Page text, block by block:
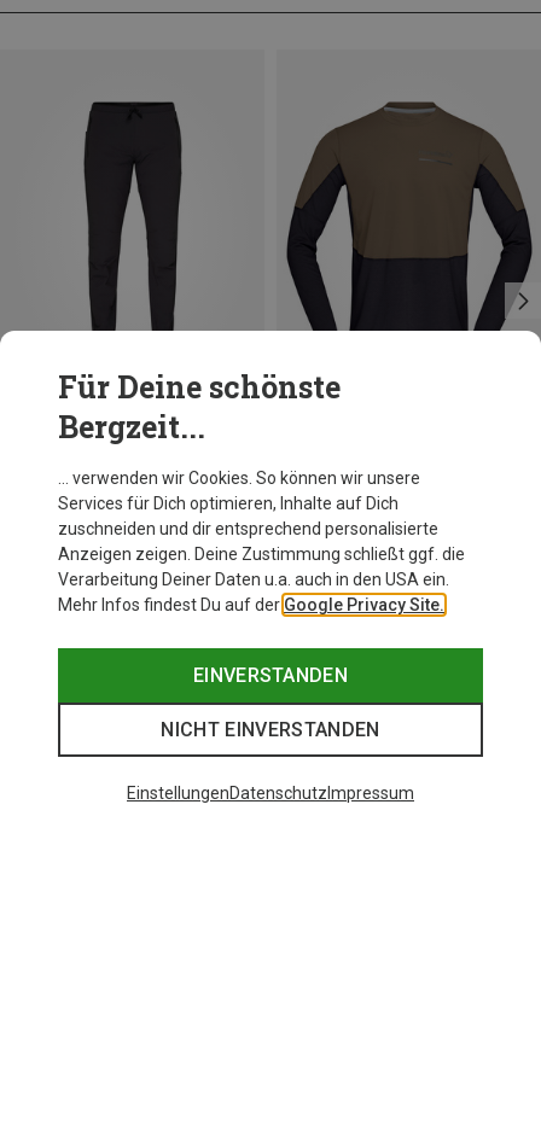
Herren Senja Flex1 Trackster Hose
218,95 €
M XL
Norrona
148,95 €
Für Deine schönste
Bergzeit...
… verwenden wir Cookies. So können wir unsere
Services für Dich optimieren, Inhalte auf Dich
zuschneiden und dir entsprechend personalisierte
Anzeigen zeigen. Deine Zustimmung schließt ggf. die
Verarbeitung Deiner Daten u.a. auch in den USA ein.
Mehr Infos findest Du auf der Google Privacy Site.
EINVERSTANDEN
NICHT EINVERSTANDEN
EinstellungenDatenschutz Impressum